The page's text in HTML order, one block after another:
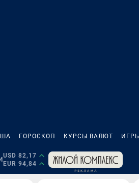
ГОРОСКОП КУРСЫ ВАЛЮТ ИГРЫ
USD 82,17
EUR 94,84